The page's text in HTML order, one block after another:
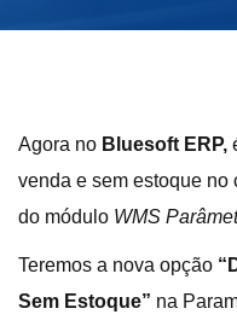
Agora no Bluesoft ERP,
venda e sem estoque
do módulo WMS
Teremos a nova opção
Sem Estoque” na